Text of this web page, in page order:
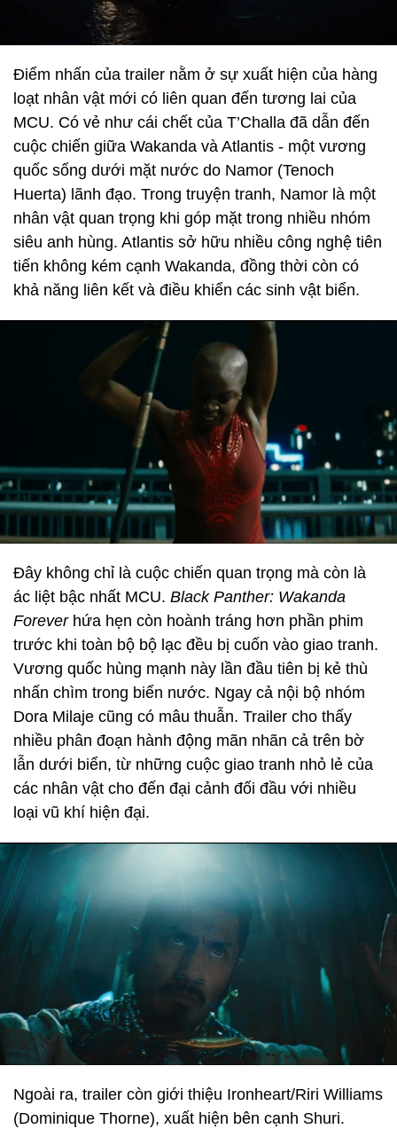
Điểm nhấn của trailer nằm ở sự xuất hiện của hàng
loạt nhân vật mới có liên quan đến tương lai của
MCU. Có vẻ như cái chết của T’Challa đã dẫn đến
cuộc chiến giữa Wakanda và Atlantis - một vương
quốc sống dưới mặt nước do Namor (Tenoch
Huerta) lãnh đạo. Trong truyện tranh, Namor là một
nhân vật quan trọng khi góp mặt trong nhiều nhóm
siêu anh hùng. Atlantis sở hữu nhiều công nghệ tiên
tiến không kém cạnh Wakanda, đồng thời còn có
khả năng liên kết và điều khiển các sinh vật biển.
Đây không chỉ là cuộc chiến quan trọng mà còn là
ác liệt bậc nhất MCU. Black Panther: Wakanda
Forever hứa hẹn còn hoành tráng hơn phần phim
trước khi toàn bộ bộ lạc đều bị cuốn vào giao tranh.
Vương quốc hùng mạnh này lần đầu tiên bị kẻ thù
nhấn chìm trong biển nước. Ngay cả nội bộ nhóm
Dora Milaje cũng có mâu thuẫn. Trailer cho thấy
nhiều phân đoạn hành động mãn nhãn cả trên bờ
lẫn dưới biển, từ những cuộc giao tranh nhỏ lẻ của
các nhân vật cho đến đại cảnh đối đầu với nhiều
loại vũ khí hiện đại.
Ngoài ra, trailer còn giới thiệu Ironheart/Riri Williams
(Dominique Thorne), xuất hiện bên cạnh Shuri.